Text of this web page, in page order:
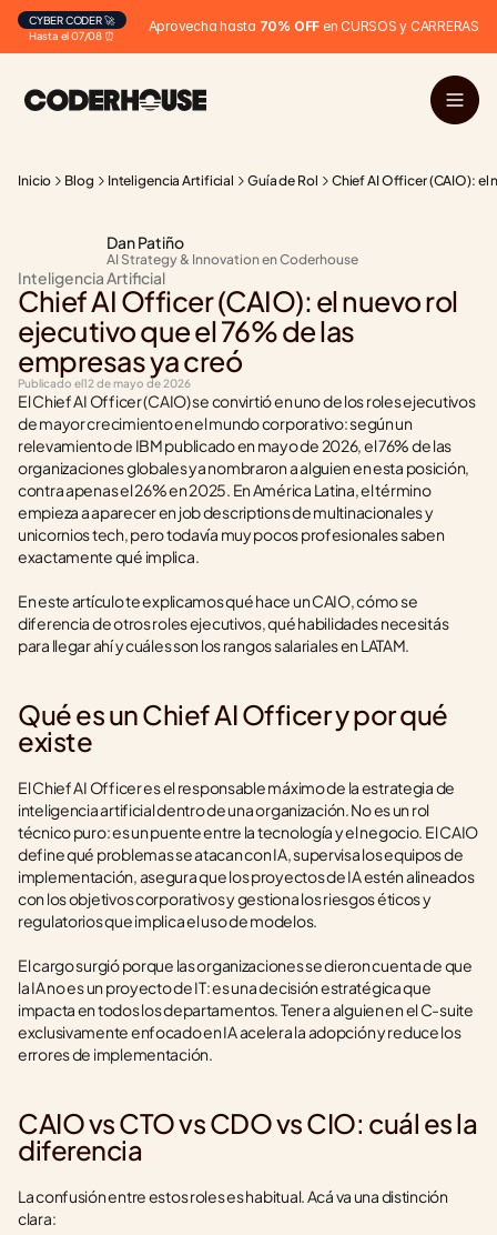
Hasta el 07/08 ⏰
CYBER CODER 🚀 Aprovecha hasta 70% OFF en CURSOS y CARRERAS
Inicio Blog Inteligencia Artificial Guía de Rol Chief AI Officer (CAIO): el
Dan Patiño
AI Strategy & Innovation en Coderhouse
Inteligencia Artificial
Chief AI Officer (CAIO): el nuevo rol
ejecutivo que el 76% de las
empresas ya creó
Publicado el12 de mayo de 2026
El Chief AI Officer (CAIO) se convirtió en uno de los roles ejecutivos
de mayor crecimiento en el mundo corporativo: según un
relevamiento de IBM publicado en mayo de 2026, el 76% de las
organizaciones globales ya nombraron a alguien en esta posición,
contra apenas el 26% en 2025. En América Latina, el término
empieza a aparecer en job descriptions de multinacionales y
unicornios tech, pero todavía muy pocos profesionales saben
exactamente qué implica.
En este artículo te explicamos qué hace un CAIO, cómo se
diferencia de otros roles ejecutivos, qué habilidades necesitás
para llegar ahí y cuáles son los rangos salariales en LATAM.
Qué es un Chief AI Officer y por qué
existe
El Chief AI Officer es el responsable máximo de la estrategia de
inteligencia artificial dentro de una organización. No es un rol
técnico puro: es un puente entre la tecnología y el negocio. El CAIO
define qué problemas se atacan con IA, supervisa los equipos de
implementación, asegura que los proyectos de IA estén alineados
con los objetivos corporativos y gestiona los riesgos éticos y
regulatorios que implica el uso de modelos.
El cargo surgió porque las organizaciones se dieron cuenta de que
la IA no es un proyecto de IT: es una decisión estratégica que
impacta en todos los departamentos. Tener a alguien en el C-suite
exclusivamente enfocado en IA acelera la adopción y reduce los
errores de implementación.
CAIO vs CTO vs CDO vs CIO: cuál es la
diferencia
La confusión entre estos roles es habitual. Acá va una distinción
clara: